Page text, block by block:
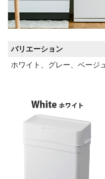
バリエーション
ホワイト、グレー、ベージ